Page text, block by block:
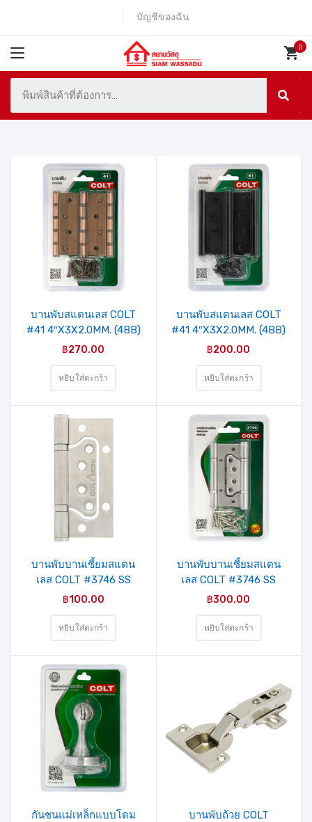
บัญชีของฉัน
บานพับสแตนเลส COLT
#41 4″X3X2.0MM. (4BB)
4แหวนลูกปืน สีAC 3อัน/
฿270.00
หยิบใส่ตะกร้า
บานพับสแตนเลส COLT
#41 4″X3X2.0MM. (4BB)
4แหวนลูกปืน สีดำ 3อัน/
฿200.00
หยิบใส่ตะกร้า
บานพับบานเซี้ยมสแตน
เลส COLT #3746 SS
4″X3″ หนา 2.5mm.
฿100.00
หยิบใส่ตะกร้า
บานพับบานเซี้ยมสแตน
เลส COLT #3746 SS
4″X3″ หนา 2.5mm.
฿300.00
หยิบใส่ตะกร้า
กันชนแม่เหล็กแบบโดม
บานพับถ้วย COLT